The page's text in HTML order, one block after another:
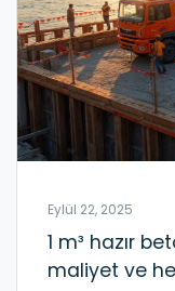
Eylül 22, 2025
1 m³ hazır
maliyet ve